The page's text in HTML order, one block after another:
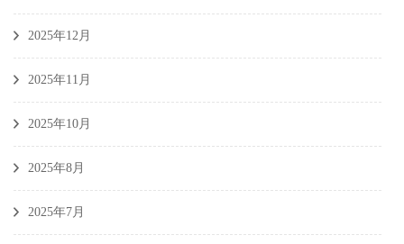
2025年12月
2025年11月
2025年10月
2025年8月
2025年7月